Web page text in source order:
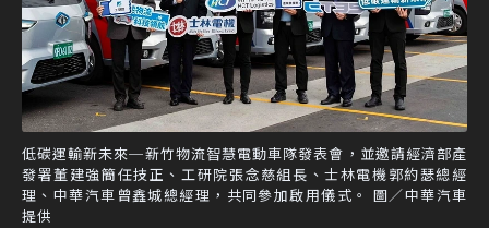
低碳運輸新未來─新竹物流智慧電動車隊發表會，並邀請經濟部產
發署董建強簡任技正、工研院張念慈組長、士林電機郭約瑟總經
理、中華汽車曾鑫城總經理，共同參加啟用儀式。 圖／中華汽車
提供